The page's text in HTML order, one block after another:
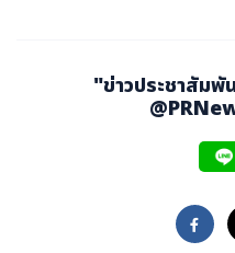
"ข่าวประชาสัม